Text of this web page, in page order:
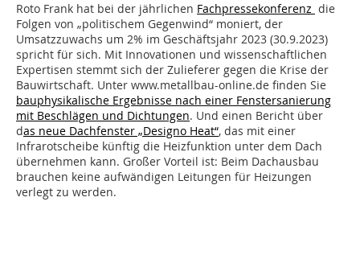
Roto Frank hat bei der jährlichen Fachpressekonferenz die
Folgen von „politischem Gegenwind“ moniert, der
Umsatzzuwachs um 2% im Geschäftsjahr 2023 (30.9.2023)
spricht für sich. Mit Innovationen und wissenschaftlichen
Expertisen stemmt sich der Zulieferer gegen die Krise der
Bauwirtschaft. Unter www.metallbau-online.de finden Sie
bauphysikalische Ergebnisse nach einer Fenstersanierung
mit Beschlägen und Dichtungen. Und einen Bericht über
das neue Dachfenster „Designo Heat“, das mit einer
Infrarotscheibe künftig die Heizfunktion unter dem Dach
übernehmen kann. Großer Vorteil ist: Beim Dachausbau
brauchen keine aufwändigen Leitungen für Heizungen
verlegt zu werden.